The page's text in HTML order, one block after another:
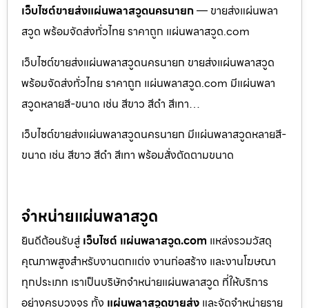
เว็บไซต์ขายส่งแผ่นพลาสวูดนครนายก— ขายส่งแผ่นพลา
สวูด พร้อมจัดส่งทั่วไทย ราคาถูก แผ่นพลาสวูด.com
เว็บไซต์ขายส่งแผ่นพลาสวูดนครนายก ขายส่งแผ่นพลาสวูด
พร้อมจัดส่งทั่วไทย ราคาถูก แผ่นพลาสวูด.com มีแผ่นพลา
สวูดหลายสี-ขนาด เช่น สีขาว สีดำ สีเทา…
เว็บไซต์ขายส่งแผ่นพลาสวูดนครนายก มีแผ่นพลาสวูดหลายสี-
ขนาด เช่น สีขาว สีดำ สีเทา พร้อมสั่งตัดตามขนาด
จำหน่ายแผ่นพลาสวูด
ยินดีต้อนรับสู่ เว็บไซต์ แผ่นพลาสวูด.com แหล่งรวมวัสดุ
คุณภาพสูงสำหรับงานตกแต่ง งานก่อสร้าง และงานโฆษณา
ทุกประเภท เราเป็นบริษัทจำหน่ายแผ่นพลาสวูด ที่ให้บริการ
อย่างครบวงจร ทั้ง แผ่นพลาสวูดขายส่ง และจัดจำหน่ายราย